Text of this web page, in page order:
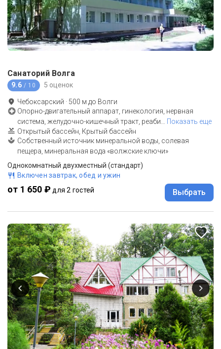
Санаторий Волга
9.6 / 10 5 оценок
Чебоксарский · 500 м до Волги
Опорно-двигательный аппарат, гинекология, нервная
система, желудочно-кишечный тракт, реаби
Показать еще
Открытый бассейн, Крытый бассейн
Собственный источник минеральной воды, солевая
пещера, минеральная вода «волжские ключи»
Однокомнатный двухместный (стандарт)
Включен завтрак, обед и ужин
от 1 650 ₽ для 2 гостей Выбрать